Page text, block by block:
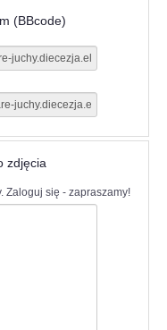
(BBcode)
zdjęcia
Zaloguj się - zapraszamy!